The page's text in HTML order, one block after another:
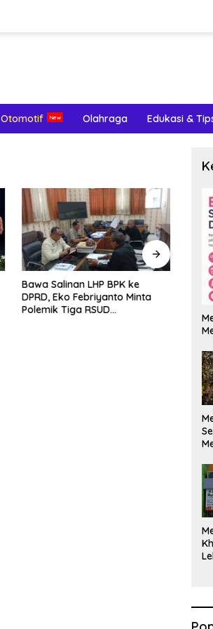
Otomotif Olahraga Edukasi &
Bawa Salinan LHP BPK ke
DPRD, Eko Febriyanto Minta
Polemik Tiga RSUD